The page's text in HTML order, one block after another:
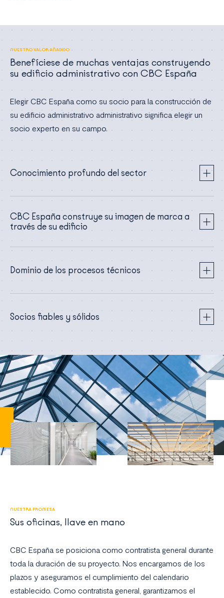
NUESTRO VALOR AÑADIDO
Benefíciese de muchas ventajas construyendo
su edificio administrativo con CBC España
Elegir CBC España como su socio para la construcción de
su edificio administrativo administrativo significa elegir un
socio experto en su campo.
Conocimiento profundo del sector
CBC España construye su imagen de marca a
través de su edificio
Dominio de los procesos técnicos
Socios fiables y sólidos
NUESTRA PROMESA
Sus oficinas, llave en mano
CBC España se posiciona como contratista general durante
toda la duración de su proyecto. Nos encargamos de los
plazos y aseguramos el cumplimiento del calendario
establecido. Como contratista general, garantizamos el